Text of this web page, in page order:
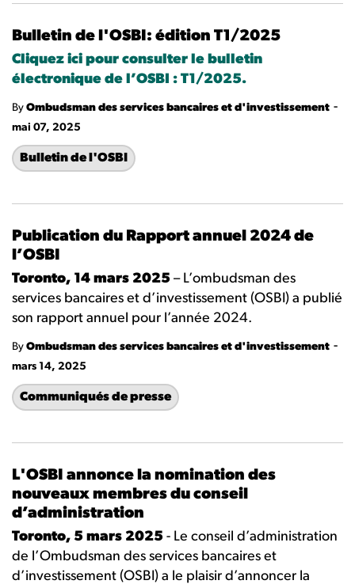
Bulletin de l'OSBI: édition T1/2025
Cliquez ici pour consulter le bulletin
électronique de l’OSBI : T1/2025.
By Ombudsman des services bancaires et d'investissement -
mai 07, 2025
Bulletin de l'OSBI
Publication du Rapport annuel 2024 de
l’OSBI
Toronto, 14 mars 2025 – L’ombudsman des
services bancaires et d’investissement (OSBI) a publié
son rapport annuel pour l’année 2024.
By Ombudsman des services bancaires et d'investissement -
mars 14, 2025
Communiqués de presse
L'OSBI annonce la nomination des
nouveaux membres du conseil
d’administration
Toronto, 5 mars 2025 - Le conseil d’administration
de l’Ombudsman des services bancaires et
d’investissement (OSBI) a le plaisir d’annoncer la